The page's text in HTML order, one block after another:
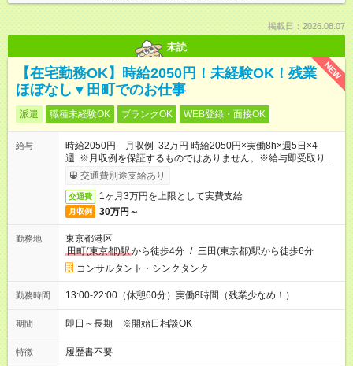
掲載日：2026.08.07
未読
NEW
【在宅勤務OK】時給2050円！未経験OK！残業
ほぼなし▼田町でのお仕事
派遣 職種未経験OK ブランクOK WEB登録・面接OK
給与
時給2050円 月収例 32万円 時給2050円×実働8h×週5日×4
週 ※月収例を保証するものではありません。※給与即受取りサ
ービス利用可（利用条件有）
交通費別途支給あり
交通費 1ヶ月3万円を上限として実費支給
月収例 30万円～
勤務地
東京都港区
田町(東京都)駅から徒歩4分 / 三田(東京都)駅から徒歩6分
コンサルタント・シンクタンク
勤務時間 13:00-22:00（休憩60分）実働8時間（残業少なめ！）
期間 即日～長期 ※開始日相談OK
特徴 履歴書不要